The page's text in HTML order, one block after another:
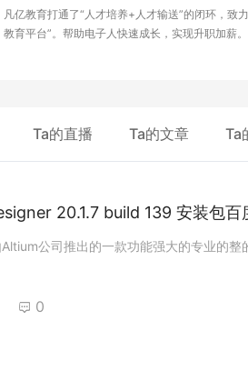
凡亿教育打通了“人才培养+人才输送”的闭环，致
教育平台”。帮助电子人快速成长，实现升职加薪。
Ta的直播 Ta的文章 Ta
signer 20.1.7 build 139 安装包百
Altium公司推出的一款功能强大的专业的整
0